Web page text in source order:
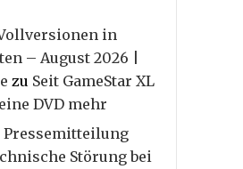
in
– August 2026 |
zu Seit GameStar XL
DVD mehr
Pressemitteilung
Störung bei